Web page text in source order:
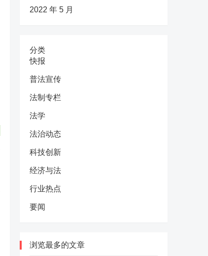
2022 年 5 月
分类
快报
普法宣传
法制专栏
法学
法治动态
科技创新
经济与法
行业热点
要闻
浏览最多的文章